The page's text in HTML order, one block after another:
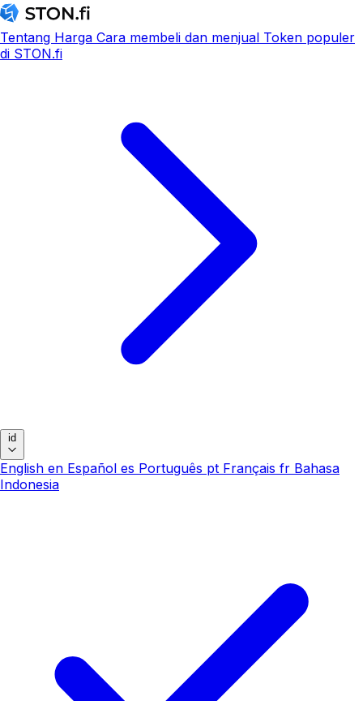
Tentang Harga Cara membeli dan menjual Token populer
di STON.fi
id
English en Español es Português pt Français fr Bahasa
Indonesia